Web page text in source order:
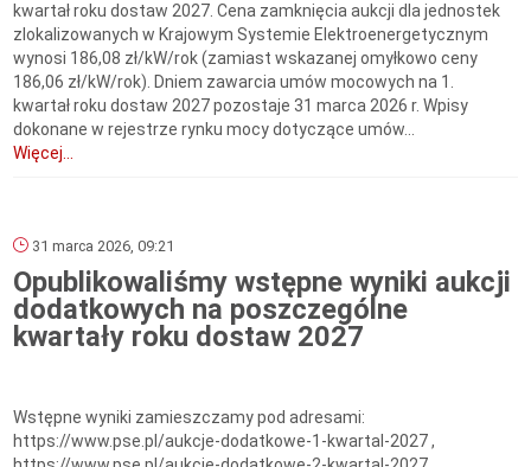
kwartał roku dostaw 2027. Cena zamknięcia aukcji dla jednostek
zlokalizowanych w Krajowym Systemie Elektroenergetycznym
wynosi 186,08 zł/kW/rok (zamiast wskazanej omyłkowo ceny
186,06 zł/kW/rok). Dniem zawarcia umów mocowych na 1.
kwartał roku dostaw 2027 pozostaje 31 marca 2026 r. Wpisy
dokonane w rejestrze rynku mocy dotyczące umów...
Więcej...
31 marca 2026, 09:21
Opublikowaliśmy wstępne wyniki aukcji
dodatkowych na poszczególne
kwartały roku dostaw 2027
Wstępne wyniki zamieszczamy pod adresami:
https://www.pse.pl/aukcje-dodatkowe-1-kwartal-2027 ,